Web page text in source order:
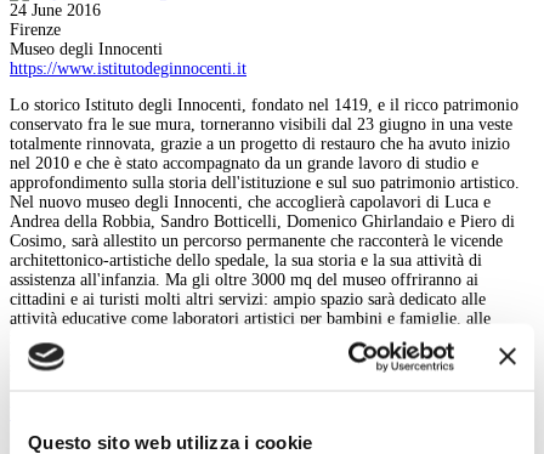
Questo sito web utilizza i cookie
24 June 2016
Firenze
Museo degli Innocenti
https://www.istitutodeginnocenti.it
Lo storico Istituto degli Innocenti, fondato nel 1419, e il ricco patrimonio
conservato fra le sue mura, torneranno visibili dal 23 giugno in una veste
totalmente rinnovata, grazie a un progetto di restauro che ha avuto inizio
nel 2010 e che è stato accompagnato da un grande lavoro di studio e
approfondimento sulla storia dell'istituzione e sul suo patrimonio artistico.
Nel nuovo museo degli Innocenti, che accoglierà capolavori di Luca e
Andrea della Robbia, Sandro Botticelli, Domenico Ghirlandaio e Piero di
Cosimo, sarà allestito un percorso permanente che racconterà le vicende
architettonico-artistiche dello spedale, la sua storia e la sua attività di
assistenza all'infanzia. Ma gli oltre 3000 mq del museo offriranno ai
cittadini e ai turisti molti altri servizi: ampio spazio sarà dedicato alle
attività educative come laboratori artistici per bambini e famiglie, alle
mostre temporanee, ai convegni e al suo interno saranno inoltre ospitati un
punto accoglienza per residenti e turisti, un bookshop specializzato per
bambini e ragazzi e una caffetteria.